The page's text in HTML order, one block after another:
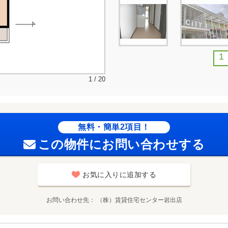
1 / 20
1
無料・簡単2項目！
この物件にお問い合わせする
お気に入りに追加する
お問い合わせ先 （株）賃貸住宅センター岩出店